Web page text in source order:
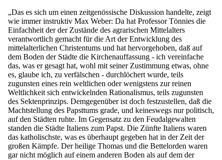
„Das es sich um einen zeitgenössische Diskussion handelte, zeigt
wie immer instruktiv Max Weber: Da hat Professor Tönnies die
Einfachheit der der Zustände des agrarischen Mittelalters
verantwortlich gemacht für die Art der Entwicklung des
mittelalterlichen Christentums und hat hervorgehoben, daß auf
dem Boden der Städte die Kirchenauffassung - ich vereinfache
das, was er gesagt hat, wohl mit seiner Zustimmung etwas, ohne
es, glaube ich, zu verfälschen - durchlöchert wurde, teils
zugunsten eines rein weltlichen oder wenigstens zur reinen
Weltlichkeit sich entwickelnden Rationalismus, teils zugunsten
des Sektenprinzips. Demgegenüber ist doch festzustellen, daß die
Machtstellung des Papsttums grade, und keineswegs nur politisch,
auf den Städten ruhte. Im Gegensatz zu den Feudalgewalten
standen die Städte Italiens zum Papst. Die Zünfte Italiens waren
das katholischste, was es überhaupt gegeben hat in der Zeit der
großen Kämpfe. Der heilige Thomas und die Bettelorden waren
gar nicht möglich auf einem anderen Boden als auf dem der